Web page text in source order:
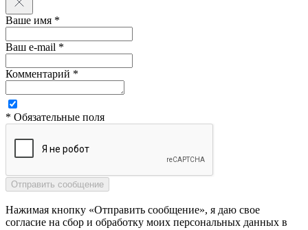
Ваше имя *
Ваш e-mail *
Комментарий *
* Обязательные поля
Нажимая кнопку «Отправить сообщение», я даю свое
согласие на сбор и обработку моих персональных данных в